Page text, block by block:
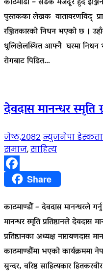
पुस्तकका लेखक वातावरणविद्
रञ्जितकारको निधन भएको छ ।
धुलिखेलस्थित आफ्नै घरमा निधन
रोगबाट पिडित…
देवदास मानन्धर स्मृति
जेष्ठ,२०८२ न्युजनेपा डेस्क
समाज,साहित्य
FacebookShare
काठमाण्डौं – देवदास मानन्धरले
मानन्धर स्मृति प्रतिष्ठानले देवदास
प्रतिष्ठानका अध्यक्ष नारायणदास
काठमाण्डौंमा भएको
सुन्दर, वरिष्ठ साहित्यकार